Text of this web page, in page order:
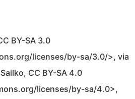
BY-SA 3.0
licenses/by-sa/3.0/>, via
CC BY-SA 4.0
licenses/by-sa/4.0>,